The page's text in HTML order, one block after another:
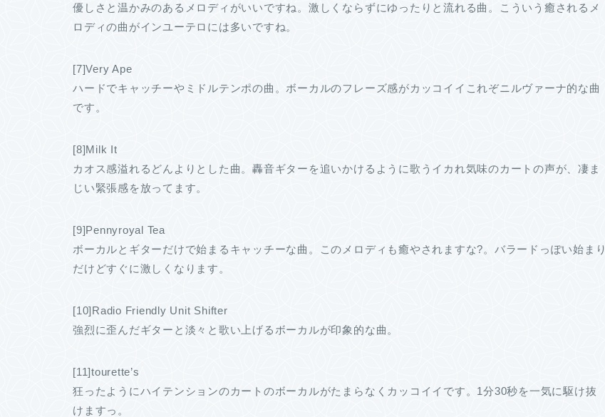
優しさと温かみのあるメロディがいいですね。激しくならずにゆったりと流れる曲。こういう癒されるメ
ロディの曲がインユーテロには多いですね。
[7]Very Ape
ハードでキャッチーやミドルテンポの曲。ボーカルのフレーズ感がカッコイイこれぞニルヴァーナ的な曲
です。
[8]Milk It
カオス感溢れるどんよりとした曲。轟音ギターを追いかけるように歌うイカれ気味のカートの声が、凄ま
じい緊張感を放ってます。
[9]Pennyroyal Tea
ボーカルとギターだけで始まるキャッチーな曲。このメロディも癒やされますな?。バラードっぽい始まり
だけどすぐに激しくなります。
[10]Radio Friendly Unit Shifter
強烈に歪んだギターと淡々と歌い上げるボーカルが印象的な曲。
[11]tourette’s
狂ったようにハイテンションのカートのボーカルがたまらなくカッコイイです。1分30秒を一気に駆け抜
けますっ。